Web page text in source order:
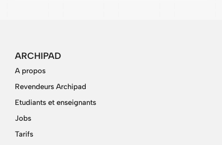
ARCHIPAD
A propos
Revendeurs Archipad
Etudiants et enseignants
Jobs
Tarifs